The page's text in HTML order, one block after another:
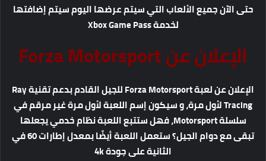
حتى الآن جميع الألعاب التي سيتم عرضها اليوم سيتم إضافتها
لخدمة Xbox Game Pass
الإعلان عن Forza Motorsport
الإعلان عن لعبة Forza Motorsport للجيل القادم بدعم تقنية Ray
Tracing لأول مرة، و سيكون إسم اللعبة لأول مرة غير مرقم في
سلسلة Motorsport، فهل ستتبع اللعبة نظام خدمي يجعلها
تبقى مع دوام الجيل؟ ستعمل اللعبة أيضًا بمعدل إطارات 60 في
الثانية على جودة 4k